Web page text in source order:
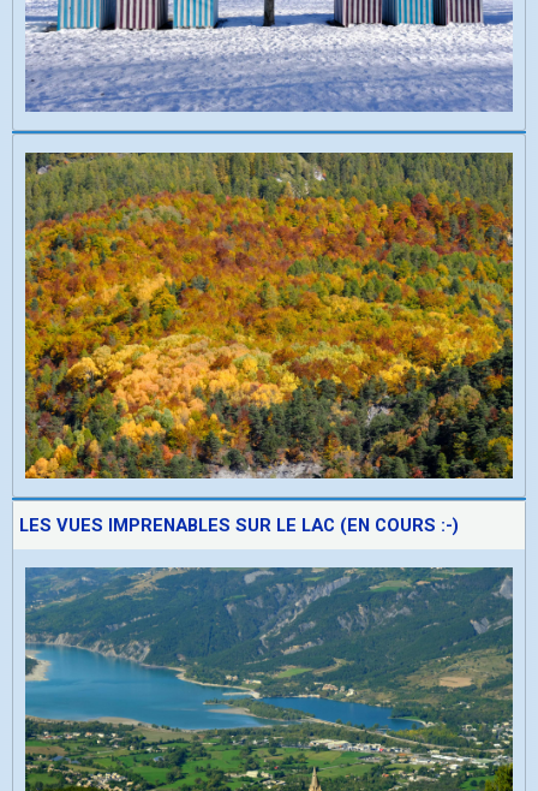
LES VUES IMPRENABLES SUR LE LAC (EN COURS :-)